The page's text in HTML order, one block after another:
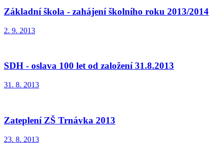
Základní škola - zahájení školního roku 2013/2014
2. 9. 2013
SDH - oslava 100 let od založení 31.8.2013
31. 8. 2013
Zateplení ZŠ Trnávka 2013
23. 8. 2013